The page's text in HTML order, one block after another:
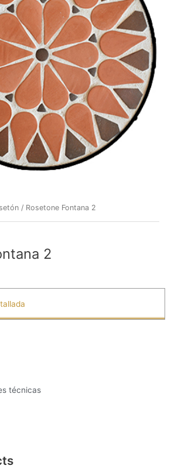
/ Rosetone Fontana 2
2
técnicas